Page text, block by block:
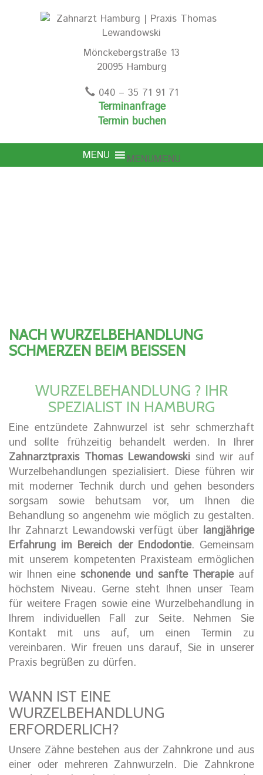
Mönckebergstraße 13
20095 Hamburg
040 – 35 71 91 71
Terminanfrage
Termin buchen
MENUMENU
NACH WURZELBEHANDLUNG
SCHMERZEN BEIM BEISSEN
WURZELBEHANDLUNG ? IHR
SPEZIALIST IN HAMBURG
Eine entzündete Zahnwurzel ist sehr schmerzhaft
und sollte frühzeitig behandelt werden. In Ihrer
Zahnarztpraxis Thomas Lewandowski sind wir auf
Wurzelbehandlungen spezialisiert. Diese führen wir
mit moderner Technik durch und gehen besonders
sorgsam sowie behutsam vor, um Ihnen die
Behandlung so angenehm wie möglich zu gestalten.
Ihr Zahnarzt Lewandowski verfügt über langjährige
Erfahrung im Bereich der Endodontie. Gemeinsam
mit unserem kompetenten Praxisteam ermöglichen
wir Ihnen eineschonende und sanfte Therapieauf
höchstem Niveau. Gerne steht Ihnen unser Team
für weitere Fragen sowie eine Wurzelbehandlung in
Ihrem individuellen Fall zur Seite. Nehmen Sie
Kontakt mit uns auf, um einen Termin zu
vereinbaren. Wir freuen uns darauf, Sie in unserer
Praxis begrüßen zu dürfen.
WANN IST EINE
WURZELBEHANDLUNG
ERFORDERLICH?
Unsere Zähne bestehen aus der Zahnkrone und aus
einer oder mehreren Zahnwurzeln. Die Zahnkrone